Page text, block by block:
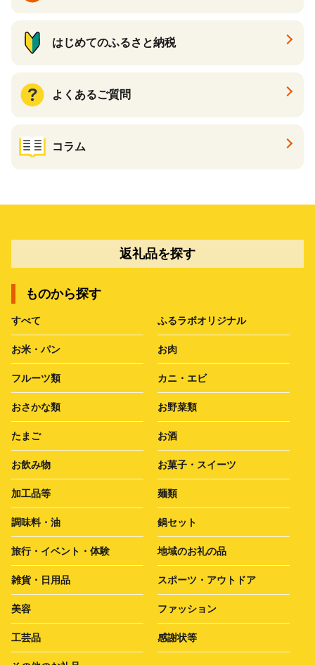
はじめてのふるさと納税
よくあるご質問
コラム
返礼品を探す
ものから探す
すべて ふるラボオリジナル
お米・パン お肉
フルーツ類 カニ・エビ
おさかな類 お野菜類
たまご お酒
お飲み物 お菓子・スイーツ
加工品等 麺類
調味料・油 鍋セット
旅行・イベント・体験 地域のお礼の品
雑貨・日用品 スポーツ・アウトドア
美容 ファッション
工芸品 感謝状等